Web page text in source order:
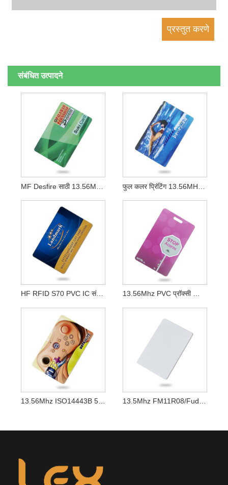
संबंधित उत्पादने
HF RFID S70 PVC IC संपर्करहित स्मार्ट कार्ड 13.56Mhz PVC प्रॉक्सी प्रिंट करण्यायोग्य ISO15693 RFID कार्ड
13.56Mhz ISO14443B 512 बिट Rfid कार्ड रिक्त SRT512 स्मार्ट कार्ड 13.5Mhz FM11R08/Fudan S50 Rfid PVC व्हाइट ब्लँक कार्ड